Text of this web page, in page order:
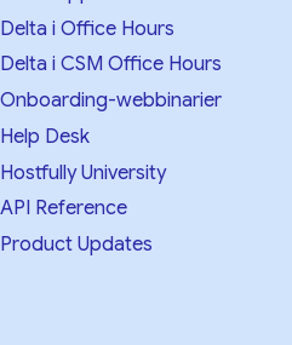
Delta i Office Hours
Delta i CSM Office Hours
Onboarding-webbinarier
Help Desk
Hostfully University
API Reference
Product Updates